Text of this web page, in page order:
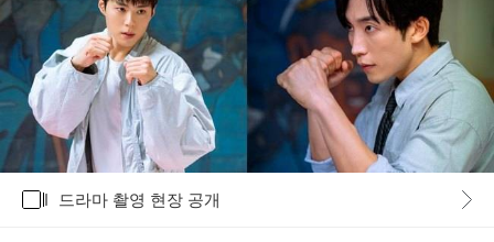
드라마 촬영 현장 공개